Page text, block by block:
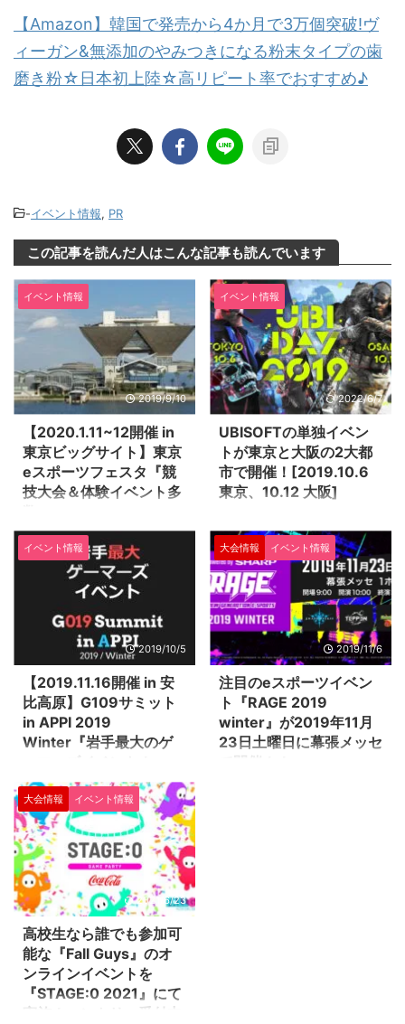
【Amazon】韓国で発売から4か月で3万個突破!ヴ
ィーガン&無添加のやみつきになる粉末タイプの歯
磨き粉☆日本初上陸☆高リピート率でおすすめ♪
-イベント情報, PR
この記事を読んだ人はこんな記事も読んでいます
イベント情報
2019/9/10
【2020.1.11~12開催 in
東京ビッグサイト】東京
eスポーツフェスタ『競
技大会＆体験イベント多
東京都とeスポーツ団体とで構成
される東京eスポーツフェスタ実
行委員会による、初のイベント
『東京eスポーツフェスタ』が有
す。 eスポーツの魅力を多くの
方々に体験してもらい、広く知っ
てもらうための大型イベントで
す！ イベント名 東京eスポーツフ
ェスタ 日程 2020年1月11日土曜
日~12日日曜日 場所 東京ビッグ
サイト 南展示場（予定） 江東
区有明3-11-1 主催 東京eスポー
・東京都 ・一般社団法人日本eス
ポーツ連合 ・一般社団法人コン
ピュー ...
イベント情報
2022/6/7
UBISOFTの単独イベン
トが東京と大阪の2大都
市で開催！[2019.10.6
東京、10.12 大阪]
や「アサシンクリード」などでお
なじみのゲーム開発メーカー
UBISOFTが、単独イベント
「UBIDAY2019」を東京・大阪で
開催します。東京がベルサール秋
葉原で10月6日、大阪は堂島リバ
ーフォーラムで10月12日。いず
れも入場料は無料です。 会場で
は新作タイトルの試遊やステージ
イベントが予定されています。他
にもUBISOFTのゲームタイトル
を模したフードやグッズ販売も行
われます。 必見のステージイベ
イベント情報
2019/10/5
【2019.11.16開催 in 安
比高原】G109サミット
in APPI 2019
Winter『岩手最大のゲ
ーマーズイベント！』
G019サミットとは、多種に渡る
ゲームタイトルのコミュニティが
集まる『岩手最大のゲーマーズ大
交流会』♪ イベント主催は
IeSA（岩手eスポーツ協会）で
す。 朝から晩までぶっ通しで、
ゲーム体験やコスプレ、飲食、展
示などなど、とにかくゲームやe
スポーツの文化を楽しむ爆盛り上
がり間違いなしの『大人の文化
祭』なのです。 ゲーム大会イベ
ント タイトル ウイニングイレ
ブン2020 ぷよぷよeスポーツ 鉄
大会情報 イベント情報
2019/11/6
注目のeスポーツイベン
ト『RAGE 2019
winter』が2019年11月
23日土曜日に幕張メッセ
で開催！！
大会情報 イベント情報
2021/6/23
高校生なら誰でも参加可
能な『Fall Guys』のオ
ンラインイベントを
『STAGE:0 2021』にて
実施！エントリー受付中